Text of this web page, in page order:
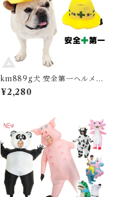
km889g犬 安全第一ヘルメッ
ト帽子 被り物 帽子 仮装 ハロ
ウィン コスプレ 変身 黄色 イ
ョンフリーゼ キャバリア ボス
トンテリア パグ 中型犬 KM8
89G
¥2,280